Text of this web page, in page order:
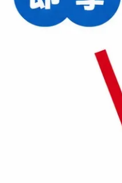
頭耐磨TPU薄膜+PU合成革